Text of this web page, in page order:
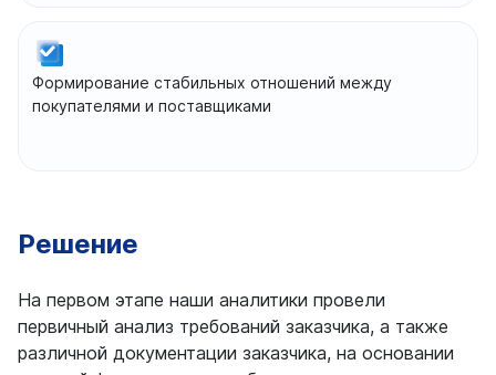
Формирование стабильных отношений между
покупателями и поставщиками
Решение
На первом этапе наши аналитики провели
первичный анализ требований заказчика, а также
различной документации заказчика, на основании